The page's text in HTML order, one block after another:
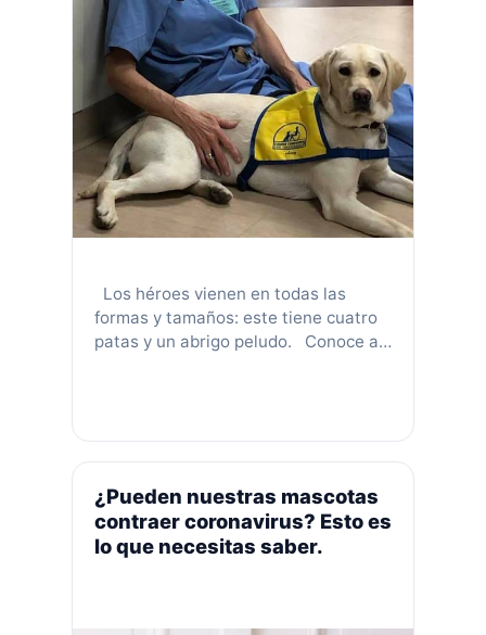
Los héroes vienen en todas las
formas y tamaños: este tiene cuatro
patas y un abrigo peludo. Conoce a
personal médico de primera línea en
la lucha contra el coronavirus en un
centro médico en Denver (Estados
Unidos). Cuando …Leer más
¿Pueden nuestras mascotas
contraer coronavirus? Esto es
lo que necesitas saber.